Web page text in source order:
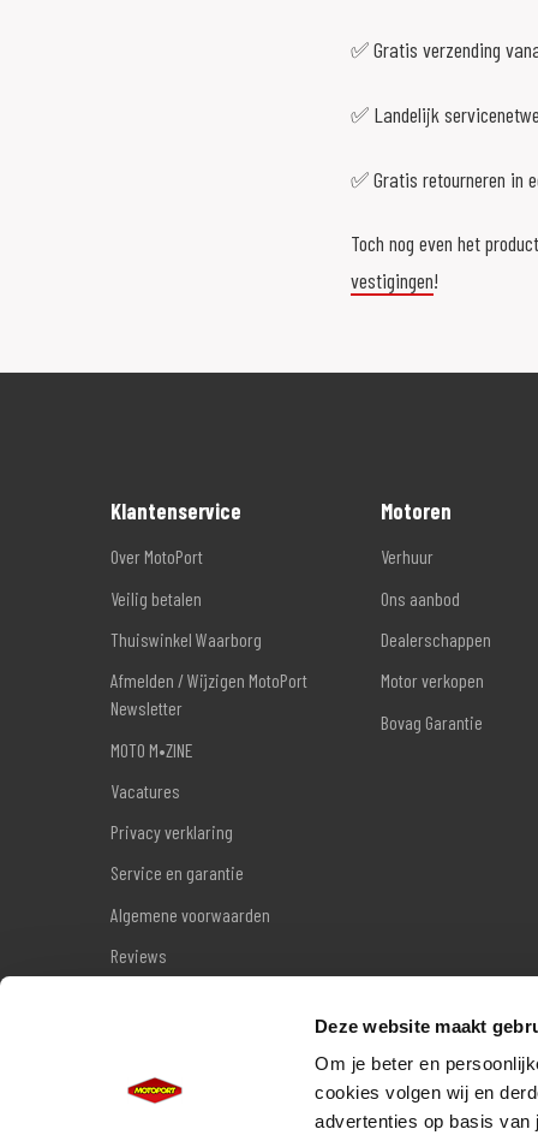
Deze website maakt
Om je beter en
cookies volgen wij en
advertenties op basis van
✅ Gratis verzending
✅ Landelijk
✅ Gratis retourneren in
Toch nog even het
vestigingen!
Klantenservice
Over MotoPort
Veilig betalen
Thuiswinkel Waarborg
Afmelden / Wijzigen MotoPort
Newsletter
MOTO M•ZINE
Vacatures
Privacy verklaring
Service en garantie
Algemene voorwaarden
Reviews
Motoren
Verhuur
Ons aanbod
Dealerschappen
Motor verkopen
Bovag Garantie